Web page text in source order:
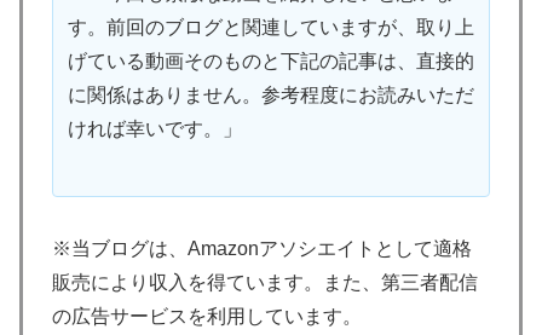
す。前回のブログと関連していますが、取り上
げている動画そのものと下記の記事は、直接的
に関係はありません。参考程度にお読みいただ
ければ幸いです。」
※当ブログは、Amazonアソシエイトとして適格
販売により収入を得ています。また、第三者配信
の広告サービスを利用しています。